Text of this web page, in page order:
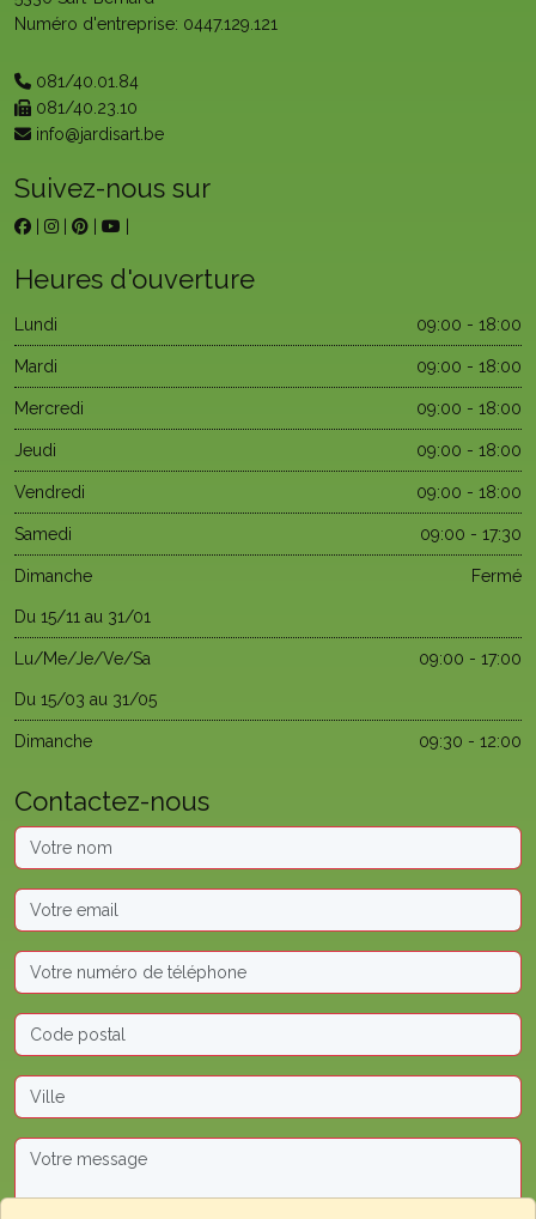
Numéro d'entreprise: 0447.129.121
081/40.01.84
081/40.23.10
info@jardisart.be
Suivez-nous sur
Heures d'ouverture
Lundi 09:00 - 18:00
Mardi 09:00 - 18:00
Mercredi 09:00 - 18:00
Jeudi 09:00 - 18:00
Vendredi 09:00 - 18:00
Samedi 09:00 - 17:30
Dimanche Fermé
Du 15/11 au 31/01
Lu/Me/Je/Ve/Sa 09:00 - 17:00
Du 15/03 au 31/05
Dimanche 09:30 - 12:00
Contactez-nous